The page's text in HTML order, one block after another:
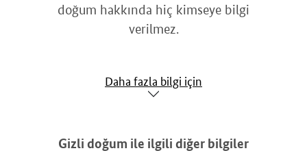
doğum hakkında hiç kimseye bilgi
verilmez.
Daha fazla bilgi için
Gizli doğum ile ilgili diğer bilgiler